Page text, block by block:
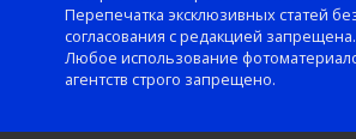
Перепечатка эксклюзивных статей
согласования с редакцией запрещена.
Любое использование
агентств строго запрещено.